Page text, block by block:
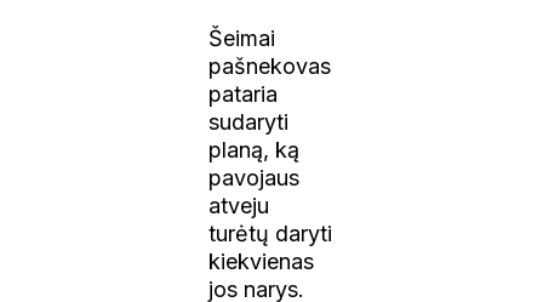
Šeimai
pašnekovas
pataria
sudaryti
planą, ką
pavojaus
atveju
turėtų daryti
kiekvienas
jos narys.